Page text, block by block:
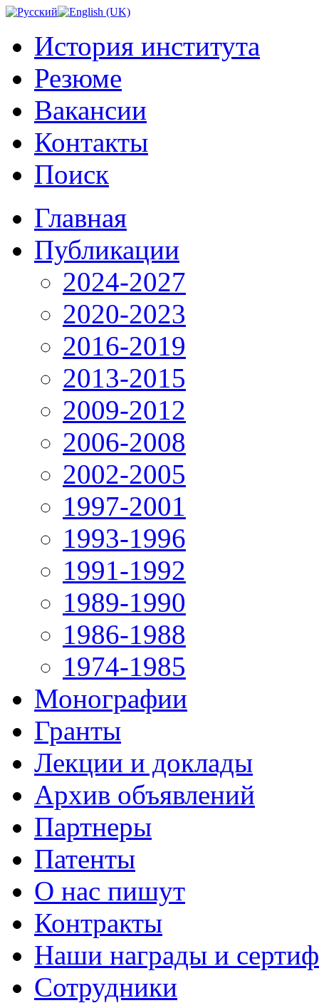
История института
Резюме
Вакансии
Контакты
Поиск
Главная
Публикации
2024-2027
2020-2023
2016-2019
2013-2015
2009-2012
2006-2008
2002-2005
1997-2001
1993-1996
1991-1992
1989-1990
1986-1988
1974-1985
Монографии
Гранты
Лекции и доклады
Архив объявлений
Партнеры
Патенты
О нас пишут
Контракты
Наши награды и
Сотрудники